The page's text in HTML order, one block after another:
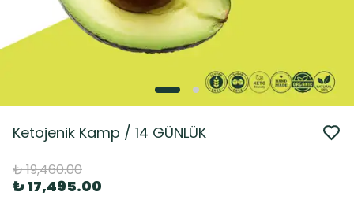
Ketojenik Kamp / 14 GÜNLÜK
₺ 19,460.00
₺ 17,495.00